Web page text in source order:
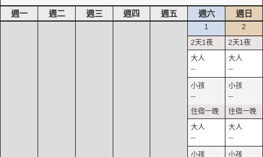
週一 週二 週三 週四 週五 週六 週日
1
--
--
--
2
--
--
--